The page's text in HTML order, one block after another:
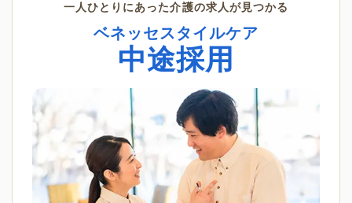
一人ひとりにあった介護の求人が見つかる
ベネッセスタイルケア
中途採用